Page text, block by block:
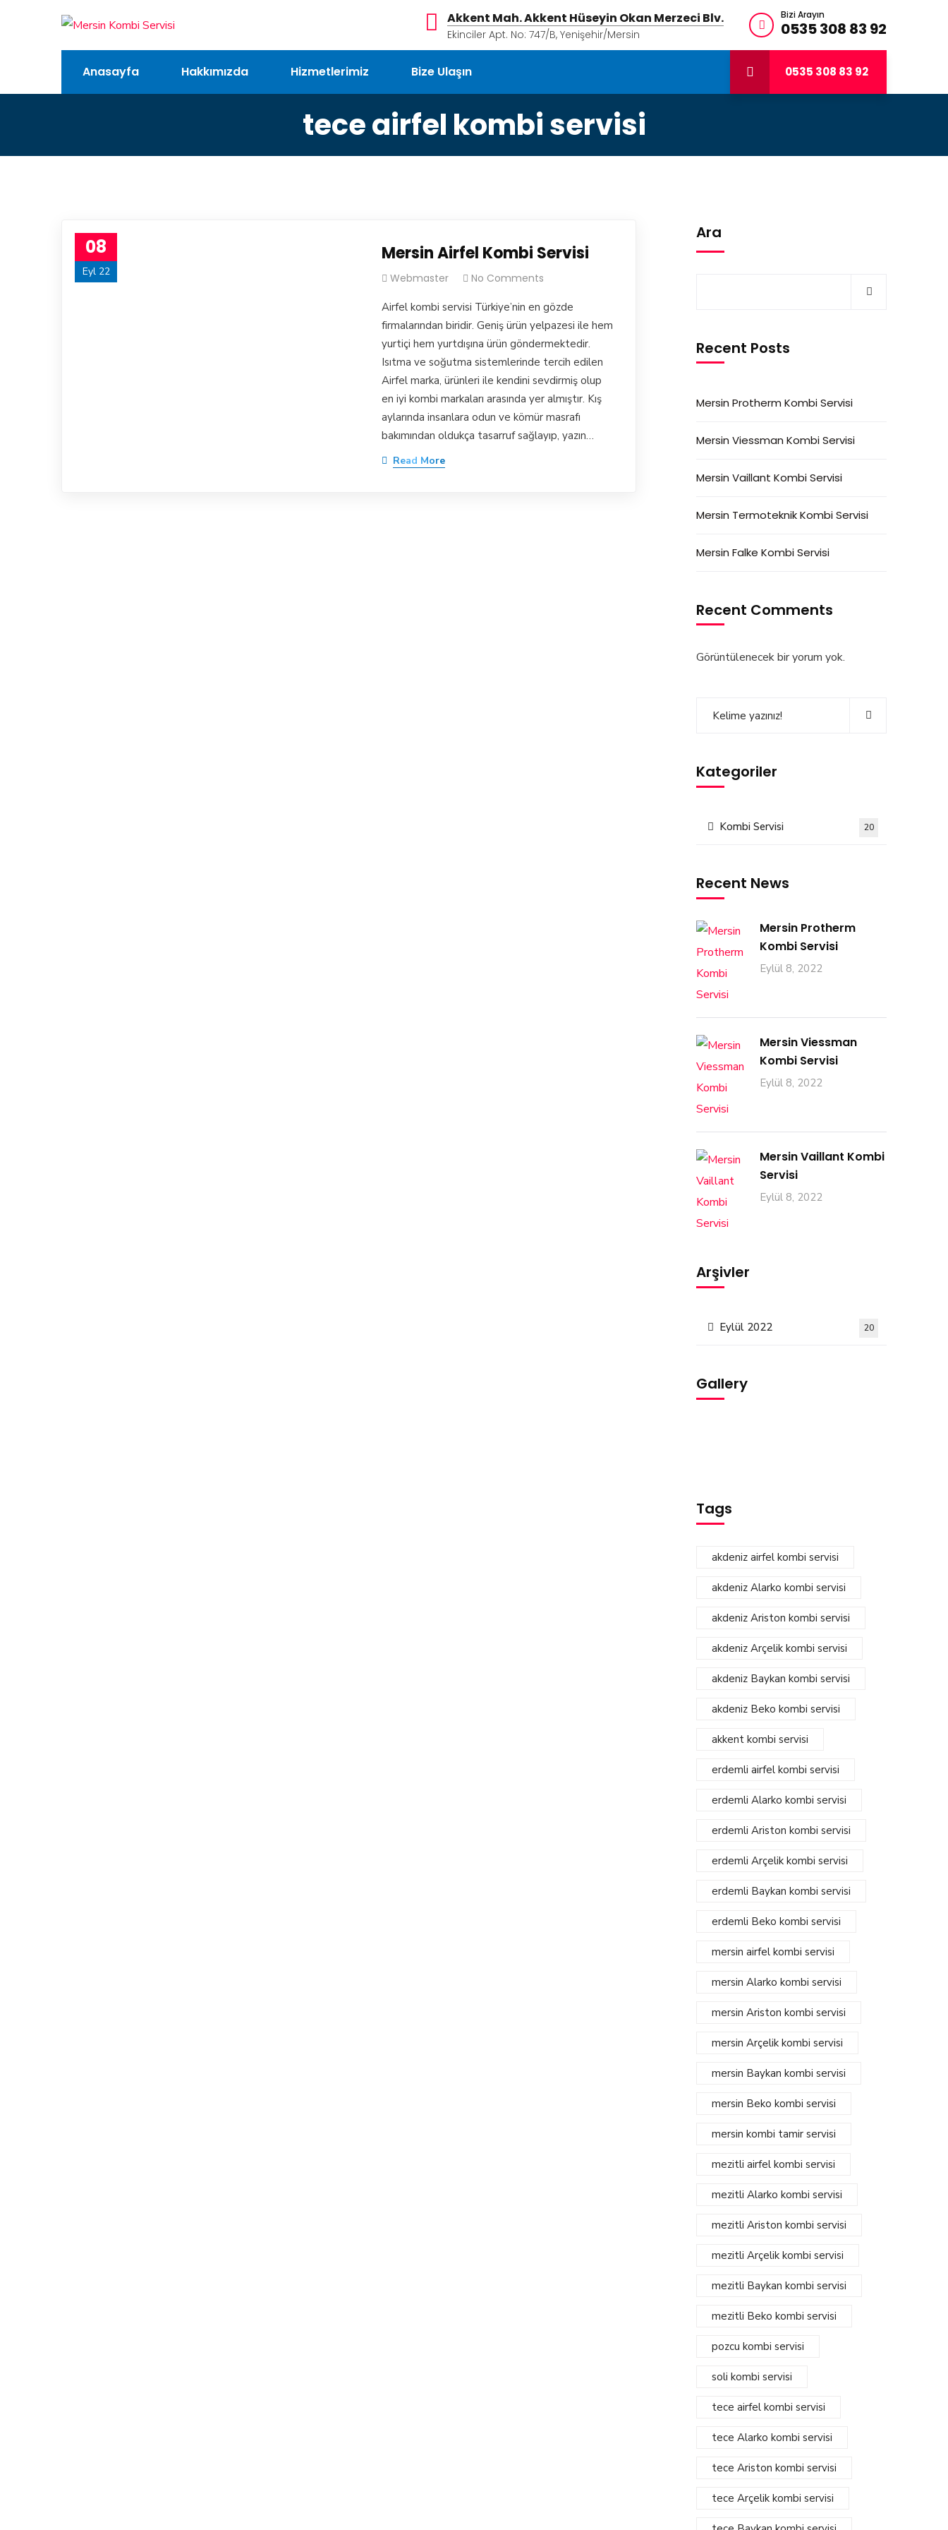
Akkent Mah. Akkent Hüseyin Okan Merzeci Blv.
Ekinciler Apt. No: 747/B, Yenişehir/Mersin
Bizi Arayın
0535 308 83 92
Anasayfa Hakkımızda Hizmetlerimiz Bize Ulaşın 0535 308 83 92
tece airfel kombi servisi
08
Eyl 22
Mersin Airfel Kombi Servisi
Webmaster No Comments
Airfel kombi servisi Türkiye’nin en gözde
firmalarından biridir. Geniş ürün yelpazesi ile hem
yurtiçi hem yurtdışına ürün göndermektedir.
Isıtma ve soğutma sistemlerinde tercih edilen
Airfel marka, ürünleri ile kendini sevdirmiş olup
en iyi kombi markaları arasında yer almıştır. Kış
aylarında insanlara odun ve kömür masrafı
bakımından oldukça tasarruf sağlayıp, yazın…
Read More
Ara
Recent Posts
Mersin Protherm Kombi Servisi
Mersin Viessman Kombi Servisi
Mersin Vaillant Kombi Servisi
Mersin Termoteknik Kombi Servisi
Mersin Falke Kombi Servisi
Recent Comments
Görüntülenecek bir yorum yok.
Kategoriler
Kombi Servisi 20
Recent News
Mersin Protherm
Kombi Servisi
Eylül 8, 2022
Mersin Viessman
Kombi Servisi
Eylül 8, 2022
Mersin Vaillant Kombi
Servisi
Eylül 8, 2022
Arşivler
Eylül 2022 20
Gallery
Tags
akdeniz airfel kombi servisi
akdeniz Alarko kombi servisi
akdeniz Ariston kombi servisi
akdeniz Arçelik kombi servisi
akdeniz Baykan kombi servisi
akdeniz Beko kombi servisi
akkent kombi servisi
erdemli airfel kombi servisi
erdemli Alarko kombi servisi
erdemli Ariston kombi servisi
erdemli Arçelik kombi servisi
erdemli Baykan kombi servisi
erdemli Beko kombi servisi
mersin airfel kombi servisi
mersin Alarko kombi servisi
mersin Ariston kombi servisi
mersin Arçelik kombi servisi
mersin Baykan kombi servisi
mersin Beko kombi servisi
mersin kombi tamir servisi
mezitli airfel kombi servisi
mezitli Alarko kombi servisi
mezitli Ariston kombi servisi
mezitli Arçelik kombi servisi
mezitli Baykan kombi servisi
mezitli Beko kombi servisi
pozcu kombi servisi
soli kombi servisi
tece airfel kombi servisi
tece Alarko kombi servisi
tece Ariston kombi servisi
tece Arçelik kombi servisi